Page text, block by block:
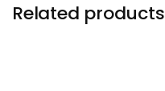
Related products